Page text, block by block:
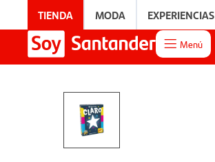
TIENDA MODA EXPERIENCIAS
 Menú